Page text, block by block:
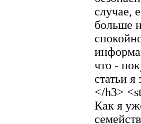
случае,
больше
что -
статьи
</h3>
Как я